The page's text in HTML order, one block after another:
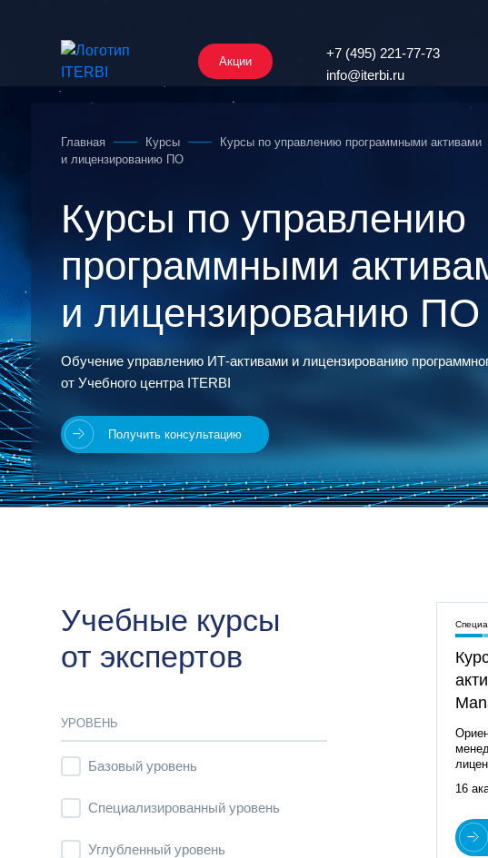
Акции
+7 (495) 221-77-73
info@iterbi.ru
Главная Курсы
Курсы по управлению программными активами
и лицензированию ПО
Курсы по управлению
программными
и лицензированию ПО
Обучение управлению ИТ-активами и лицензированию
от Учебного центра ITERBI
Получить консультацию
Учебные курсы
от экспертов
УРОВЕНЬ
Базовый уровень
Специализированный уровень
Углубленный уровень
16